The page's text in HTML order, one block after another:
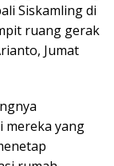
Siskamling di
ruang gerak
Jumat
mereka yang